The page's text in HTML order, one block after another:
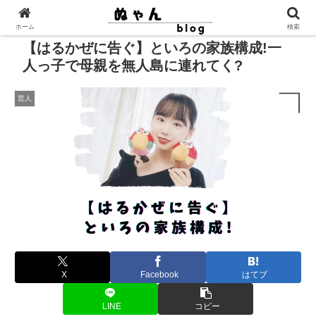
【はるかぜに告ぐ】といろの家族構成!一
人っ子で母親を無人島に連れてく?
芸人
X Facebook はてブ
LINE コピー
ホーム 検索